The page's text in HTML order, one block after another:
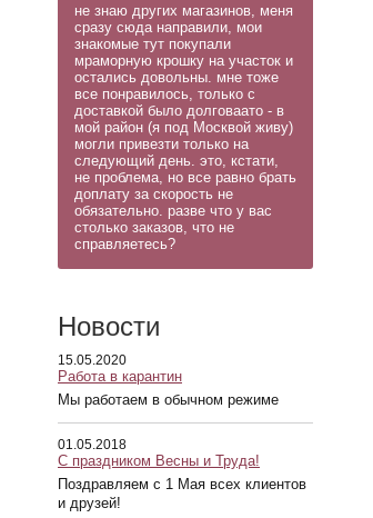
не знаю других магазинов, меня
сразу сюда направили, мои
знакомые тут покупали
мраморную крошку на участок и
остались довольны. мне тоже
все понравилось, только с
доставкой было долговаато - в
мой район (я под Москвой живу)
могли привезти только на
следующий день. это, кстати,
не проблема, но все равно брать
доплату за скорость не
обязательно. разве что у вас
столько заказов, что не
справляетесь?
Новости
15.05.2020
Работа в карантин
Мы работаем в обычном режиме
01.05.2018
С праздником Весны и Труда!
Поздравляем с 1 Мая всех клиентов
и друзей!